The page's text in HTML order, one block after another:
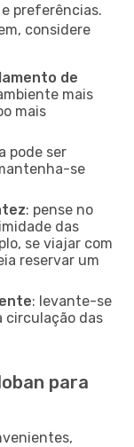
preferências.
considere
de
mais
mais
pode ser
se
: pense no
das
se viajar com
reservar um
: levante-se
circulação das
para